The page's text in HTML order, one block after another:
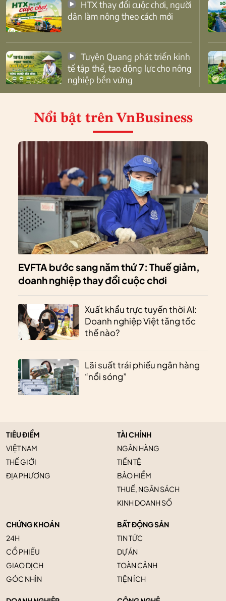
dân làm nông theo cách mới
tế tập thể, tạo động lực cho nông
nghiệp bền vững
Nổi bật trên VnBusiness
EVFTA bước sang năm thứ 7: Thuế giảm,
doanh nghiệp thay đổi cuộc chơi
Xuất khẩu trực tuyến thời AI:
Doanh nghiệp Việt tăng tốc
thế nào?
Lãi suất trái phiếu ngân hàng
“nổi sóng”
TIÊU ĐIỂM
VIỆT NAM
THẾ GIỚI
ĐỊA PHƯƠNG
TÀI CHÍNH
NGÂN HÀNG
TIỀN TỆ
BẢO HIỂM
THUẾ, NGÂN SÁCH
KINH DOANH SỐ
CHỨNG KHOÁN
24H
CỔ PHIẾU
GIAO DỊCH
GÓC NHÌN
BẤT ĐỘNG SẢN
TIN TỨC
DỰ ÁN
TOÀN CẢNH
TIỆN ÍCH